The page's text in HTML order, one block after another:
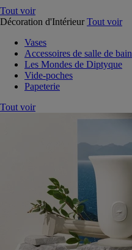
Tout voir
Décoration d'Intérieur Tout voir
Vases
Accessoires de salle de bain
Les Mondes de Diptyque
Vide-poches
Papeterie
Tout voir